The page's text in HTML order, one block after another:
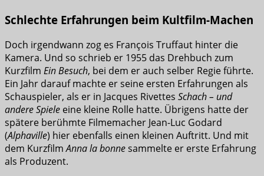
Schlechte Erfahrungen beim Kultfilm-Machen
Doch irgendwann zog es François Truffaut hinter die
Kamera. Und so schrieb er 1955 das Drehbuch zum
Kurzfilm Ein Besuch, bei dem er auch selber Regie führte.
Ein Jahr darauf machte er seine ersten Erfahrungen als
Schauspieler, als er in Jacques Rivettes Schach – und
andere Spiele eine kleine Rolle hatte. Übrigens hatte der
spätere berühmte Filmemacher Jean-Luc Godard
(Alphaville) hier ebenfalls einen kleinen Auftritt. Und mit
dem KurzfilmAnna la bonnesammelte er erste Erfahrung
als Produzent.